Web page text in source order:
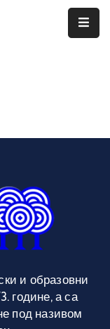
и образовни
године, а са
под називом